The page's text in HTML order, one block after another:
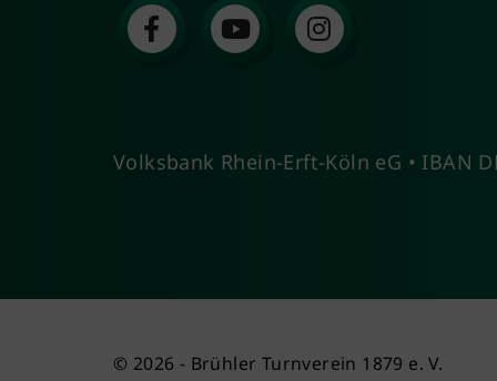
Volksbank Rhein-Erft-Köln eG • IBAN
© 2026 - Brühler Turnverein 1879 e. V.